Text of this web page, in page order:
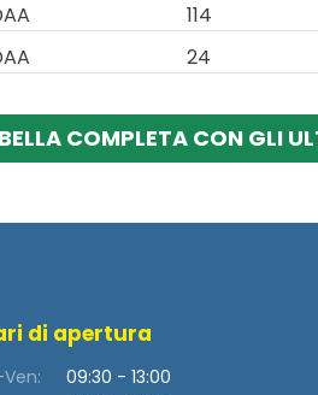
114
24
COMPLETA CON GLI
di apertura
09:30 - 13:00